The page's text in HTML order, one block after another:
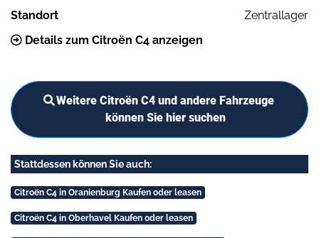
Standort
Zentrallager
Details zum Citroën C4 anzeigen
Weitere Citroën C4 und andere Fahrzeuge
können Sie hier suchen
Stattdessen können Sie auch:
Citroën C4 in Oranienburg Kaufen oder leasen
Citroën C4 in Oberhavel Kaufen oder leasen